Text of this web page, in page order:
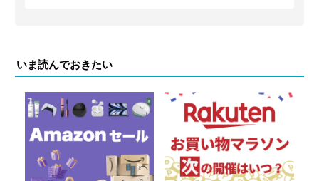
いま読んでおきたい